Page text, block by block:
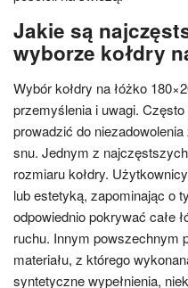
Jakie są
wyborze kołdry
Wybór kołdry na łóżko
przemyślenia i uwagi. Często
prowadzić do
snu. Jednym z
rozmiaru kołdry.
lub estetyką, zapominając o
odpowiednio pokrywać całe
ruchu. Innym powszechnym
materiału, z którego
syntetyczne wypełnienia,